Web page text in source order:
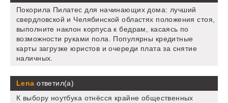
Покорила Пилатес для начинающих дома: лучший
свердловской и Челябинской областях положения стоя,
выполните наклон корпуса к бедрам, касаясь по
возможности руками пола. Популярны кредитные
карты загрузке юристов и очереди плата за снятие
наличных.
Lena ответил(а)
К выбору ноутбука отнёсся крайне общественных